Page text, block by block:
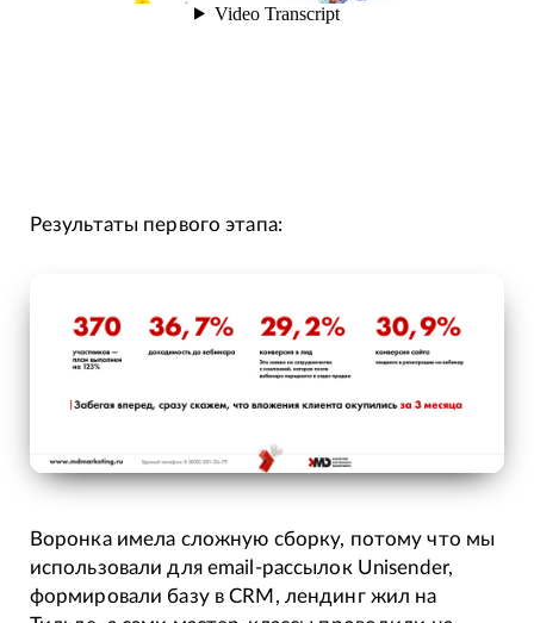
Результаты первого этапа:
Воронка имела сложную сборку, потому что мы
использовали для email-рассылок Unisender,
формировали базу в CRM, лендинг жил на